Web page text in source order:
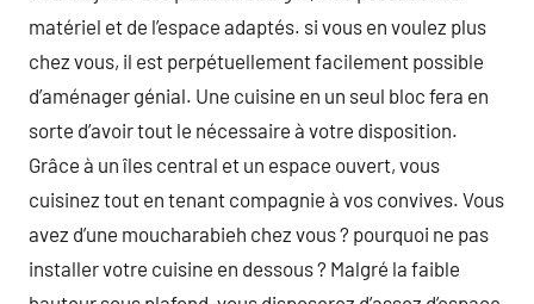
matériel et de l’espace adaptés. si vous en voulez plus
chez vous, il est perpétuellement facilement possible
d’aménager génial. Une cuisine en un seul bloc fera en
sorte d’avoir tout le nécessaire à votre disposition.
Grâce à un îles central et un espace ouvert, vous
cuisinez tout en tenant compagnie à vos convives. Vous
avez d’une moucharabieh chez vous ? pourquoi ne pas
installer votre cuisine en dessous ? Malgré la faible